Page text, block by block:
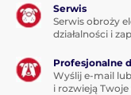
Serwis
Serwis obroży
działalności i
Profesjonalne
Wyślij e-mail
i rozwieją